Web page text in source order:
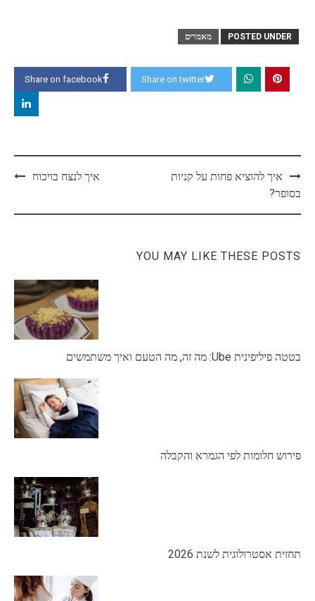
POSTED UNDER מאמרים
Share on facebook Share on twitter
Post
navigation
איך להוציא פחות על קניות
בסופר?
איך לנצח בויכוח
YOU MAY LIKE THESE POSTS
בטטה פיליפינית Ube: מה זה, מה הטעם ואיך משתמשים
פירוש חלומות לפי הגמרא והקבלה
תחזית אסטרולוגית לשנת 2026